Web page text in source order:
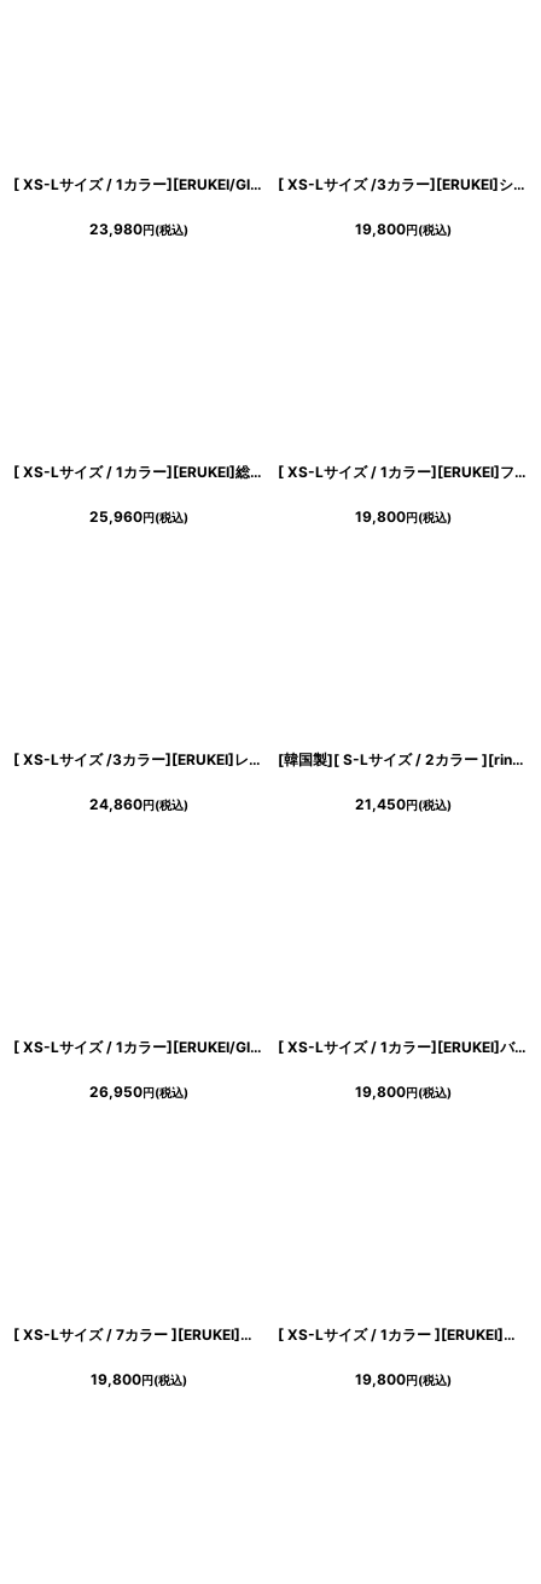
[ XS-Lサイズ / 1カラー][ERUKEI/GINZA COUTURE]アイボリー×ブラック・ノースリーブ・サイドレース・Aライン・フレア・ミニドレス・ワンピース[送料無料]
23,980円(税込)
[ XS-Lサイズ /3カラー][ERUKEI]シャイニーサテン・シワ加工・ネックビジュー・シンプル・ノースリーブ・フレア・Aライン・ミニドレス・ワンピース[送料無料]
19,800円(税込)
[ XS-Lサイズ / 1カラー][ERUKEI]総レース・金糸・レザー・レースアップ・ノースリーブ・切替・Aライン・ミニドレス・ワンピース[送料無料]
25,960円(税込)
[ XS-Lサイズ / 1カラー][ERUKEI]フリルスリーブ・ドット・シフォン・パイピング・切替・Aライン・フレア・ミニドレス・ワンピース[送料無料]
19,800円(税込)
[ XS-Lサイズ /3カラー][ERUKEI]レッド・グリーン・グレー・リボン・背中見せ・Aライン・フレア・ミニドレス・ワンピース[送料無料]
24,860円(税込)
[韓国製][ S-Lサイズ / 2カラー ][rinfarre]ツイード・ミックスツイード・ベアトップ・ミニ丈・タイトミニ・ドレス[黒木麗奈ちゃん着用][送料無料]
21,450円(税込)
[ XS-Lサイズ / 1カラー][ERUKEI/GINZA COUTURE]ツイード・金糸・チェック柄・ビーズ・スパンコール・ノースリーブ・ポケット・Aライン・ミニドレス・ワンピース[送料無料]
26,950円(税込)
[ XS-Lサイズ / 1カラー][ERUKEI]バタフライ柄・プリント・ローカラー・襟付き・アメリカンスリーブ・ティアード・Aライン・ミニドレス・ワンピース[送料無料]
19,800円(税込)
[ XS-Lサイズ / 7カラー ][ERUKEI]お花ビジュー・ハイウエスト・半袖・Aライン・フレア・ミニドレス・ワンピース[山崎みどり・黒木麗奈着用][送料無料]mywhbk
19,800円(税込)
[ XS-Lサイズ / 1カラー ][ERUKEI]ラメ・カットアウト・ラインストーン・メッシュ・長袖・ロングスリーブ・タイト・ミニドレス・ワンピース[送料無料]
19,800円(税込)